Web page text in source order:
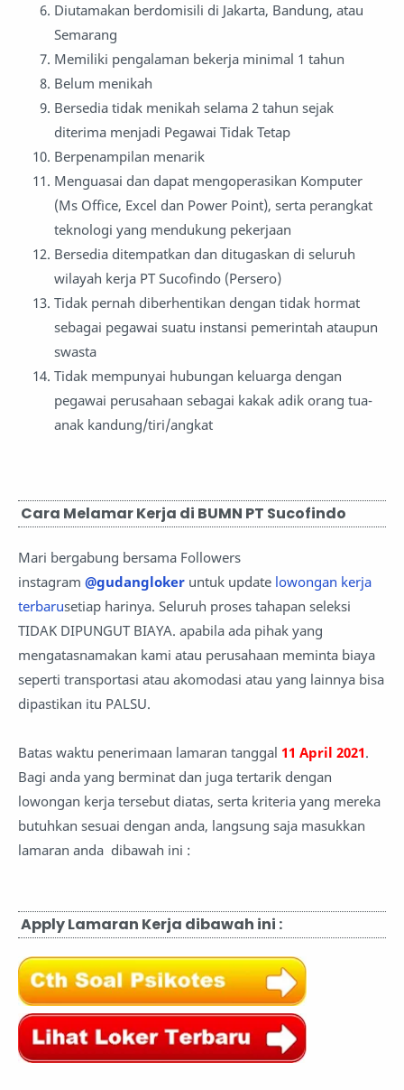
Diutamakan berdomisili di Jakarta, Bandung, atau
Semarang
Memiliki pengalaman bekerja minimal 1 tahun
Belum menikah
Bersedia tidak menikah selama 2 tahun sejak
diterima menjadi Pegawai Tidak Tetap
Berpenampilan menarik
Menguasai dan dapat mengoperasikan Komputer
(Ms Office, Excel dan Power Point), serta perangkat
teknologi yang mendukung pekerjaan
Bersedia ditempatkan dan ditugaskan di seluruh
wilayah kerja PT Sucofindo (Persero)
Tidak pernah diberhentikan dengan tidak hormat
sebagai pegawai suatu instansi pemerintah ataupun
swasta
Tidak mempunyai hubungan keluarga dengan
pegawai perusahaan sebagai kakak adik orang tua-
anak kandung/tiri/angkat
Cara Melamar Kerja di BUMN PT Sucofindo
Mari bergabung bersama Followers
instagram @gudangloker untuk update lowongan kerja
terbarusetiap harinya. Seluruh proses tahapan seleksi
TIDAK DIPUNGUT BIAYA. apabila ada pihak yang
mengatasnamakan kami atau perusahaan meminta biaya
seperti transportasi atau akomodasi atau yang lainnya bisa
dipastikan itu PALSU.
Batas waktu penerimaan lamaran tanggal 11 April 2021.
Bagi anda yang berminat dan juga tertarik dengan
lowongan kerja tersebut diatas, serta kriteria yang mereka
butuhkan sesuai dengan anda, langsung saja masukkan
lamaran anda dibawah ini :
Apply Lamaran Kerja dibawah ini :